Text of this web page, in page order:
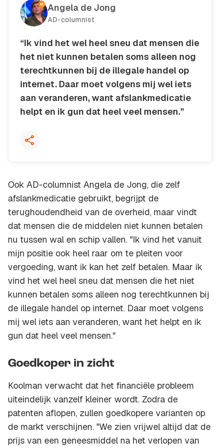
Angela de Jong
AD-columnist
“Ik vind het wel heel sneu dat mensen die
het niet kunnen betalen soms alleen nog
terechtkunnen bij de illegale handel op
internet. Daar moet volgens mij wel iets
aan veranderen, want afslankmedicatie
helpt en ik gun dat heel veel mensen.”
Kopieer quote
Ook AD-columnist Angela de Jong, die zelf
afslankmedicatie gebruikt, begrijpt de
terughoudendheid van de overheid, maar vindt
dat mensen die de middelen niet kunnen betalen
nu tussen wal en schip vallen. "Ik vind het vanuit
mijn positie ook heel raar om te pleiten voor
vergoeding, want ik kan het zelf betalen. Maar ik
vind het wel heel sneu dat mensen die het niet
kunnen betalen soms alleen nog terechtkunnen bij
de illegale handel op internet. Daar moet volgens
mij wel iets aan veranderen, want het helpt en ik
gun dat heel veel mensen."
Goedkoper in zicht
Koolman verwacht dat het financiële probleem
uiteindelijk vanzelf kleiner wordt. Zodra de
patenten aflopen, zullen goedkopere varianten op
de markt verschijnen. "We zien vrijwel altijd dat de
prijs van een geneesmiddel na het verlopen van